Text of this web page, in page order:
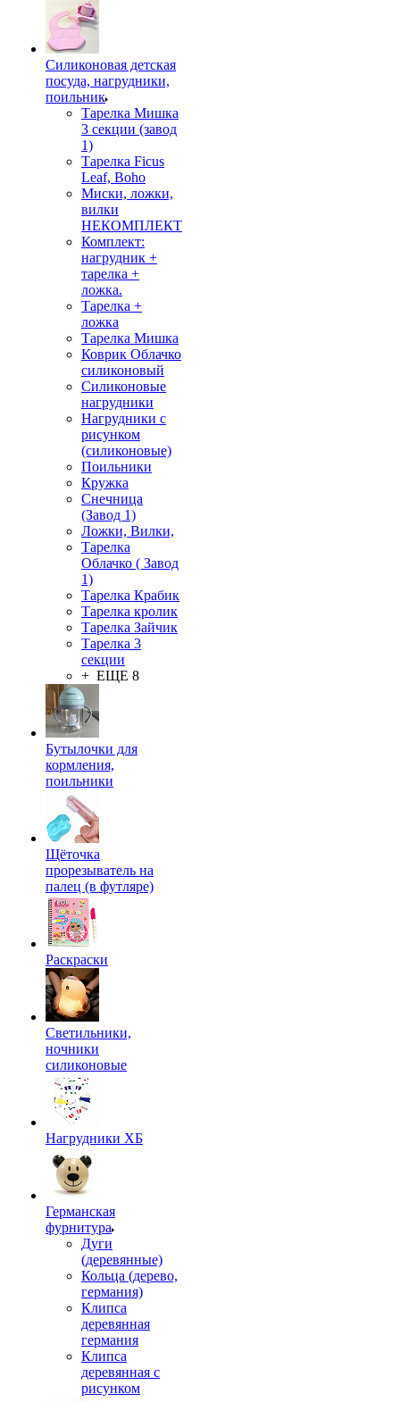
Силиконовая детская
посуда, нагрудники,
поильник
Тарелка Мишка
3 секции (завод
1)
Тарелка Ficus
Leaf, Boho
Миски, ложки,
вилки
НЕКОМПЛЕКТ
Комплект:
нагрудник +
тарелка +
ложка.
Тарелка +
ложка
Тарелка Мишка
Коврик Облачко
силиконовый
Силиконовые
нагрудники
Нагрудники с
рисунком
(силиконовые)
Поильники
Кружка
Снечница
(Завод 1)
Ложки, Вилки,
Тарелка
Облачко ( Завод
1)
Тарелка Крабик
Тарелка кролик
Тарелка Зайчик
Тарелка 3
секции
+ ЕЩЕ 8
Бутылочки для
кормления,
поильники
Щёточка
прорезыватель на
палец (в футляре)
Раскраски
Светильники,
ночники
силиконовые
Нагрудники ХБ
Германская
фурнитура
Дуги
(деревянные)
Кольца (дерево,
германия)
Клипса
деревянная
германия
Клипса
деревянная с
рисунком